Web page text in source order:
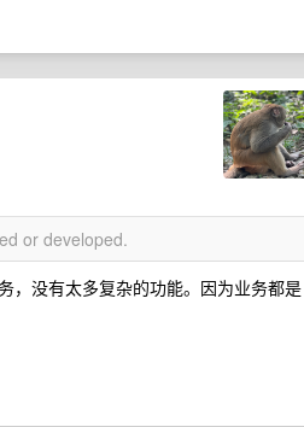
or developed.
，没有太多复杂的功能。因为业务都是